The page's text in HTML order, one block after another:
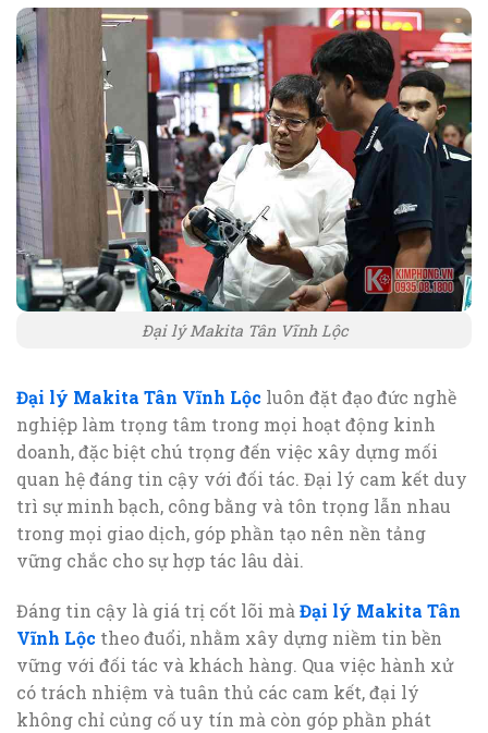
Đại lý Makita Tân Vĩnh Lộc
Đại lý Makita Tân Vĩnh Lộc luôn đặt đạo đức nghề
nghiệp làm trọng tâm trong mọi hoạt động kinh
doanh, đặc biệt chú trọng đến việc xây dựng mối
quan hệ đáng tin cậy với đối tác. Đại lý cam kết duy
trì sự minh bạch, công bằng và tôn trọng lẫn nhau
trong mọi giao dịch, góp phần tạo nên nền tảng
vững chắc cho sự hợp tác lâu dài.
Đáng tin cậy là giá trị cốt lõi màĐại lý Makita Tân
Vĩnh Lộc theo đuổi, nhằm xây dựng niềm tin bền
vững với đối tác và khách hàng. Qua việc hành xử
có trách nhiệm và tuân thủ các cam kết, đại lý
không chỉ củng cố uy tín mà còn góp phần phát